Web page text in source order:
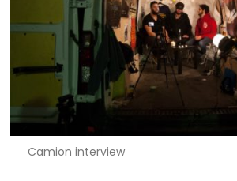
Camion interview